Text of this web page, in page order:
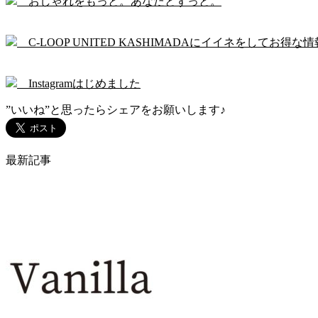
C-LOOP UNITED KASHIMADAにイイネをしてお得な情
Instagramはじめました
”いいね”と思ったらシェアをお願いします♪
最新記事